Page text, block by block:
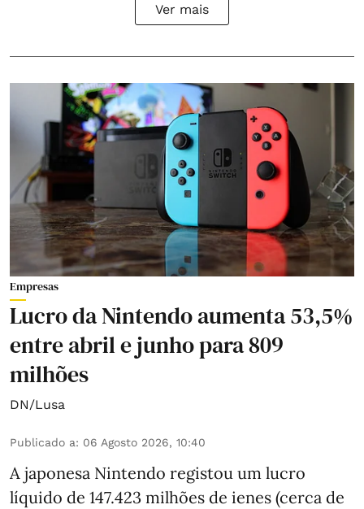
Ver mais
Empresas
Lucro da Nintendo aumenta 53,5%
entre abril e junho para 809
milhões
DN/Lusa
Publicado a: 06 Agosto 2026, 10:40
A japonesa Nintendo registou um lucro
líquido de 147.423 milhões de ienes (cerca de